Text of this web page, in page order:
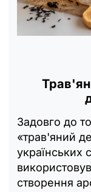
Задовго до
«трав'яний
українських
створення